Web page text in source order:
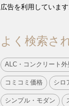
広告を利用しています
よく検索さ
ALC・コンクリート外
コミコミ価格 シロ
シンプル・モダン